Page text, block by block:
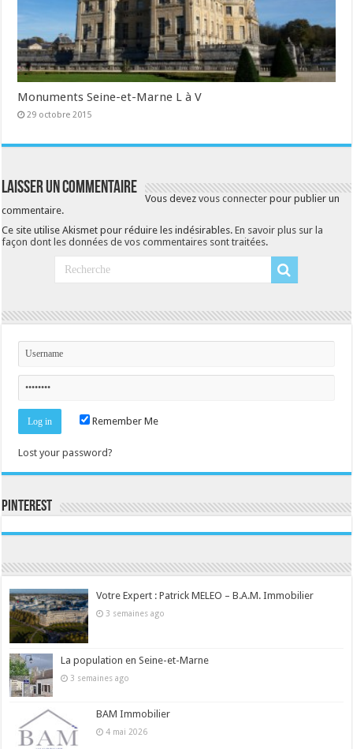
Monuments Seine-et-Marne L à V
29 octobre 2015
Laisser un commentaire
Vous devezvous connecter pour publier un
commentaire.
Ce site utilise Akismet pour réduire les indésirables.En savoir plus sur la
façon dont les données de vos commentaires sont traitées.
Remember Me
Lost your password?
Pinterest
Votre Expert : Patrick MELEO – B.A.M. Immobilier
3 semaines ago
La population en Seine-et-Marne
3 semaines ago
BAM Immobilier
4 mai 2026